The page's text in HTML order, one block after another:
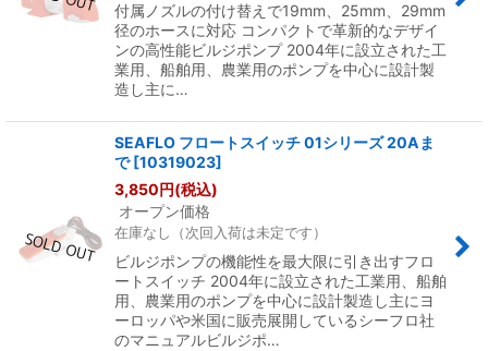
付属ノズルの付け替えで19mm、25mm、29mm
径のホースに対応 コンパクトで革新的なデザイ
ンの高性能ビルジポンプ 2004年に設立された工
業用、船舶用、農業用のポンプを中心に設計製
造し主に…
SEAFLO フロートスイッチ 01シリーズ 20Aま
で [10319023]
3,850円(税込)
オープン価格
在庫なし（次回入荷は未定です）
ビルジポンプの機能性を最大限に引き出すフロ
ートスイッチ 2004年に設立された工業用、船舶
用、農業用のポンプを中心に設計製造し主にヨ
ーロッパや米国に販売展開しているシーフロ社
のマニュアルビルジポ…